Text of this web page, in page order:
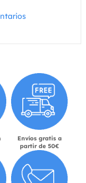
Envíos gratis a
partir de 50€